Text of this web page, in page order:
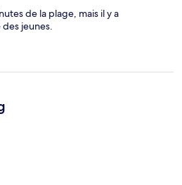
de la plage, mais il y a
jeunes.